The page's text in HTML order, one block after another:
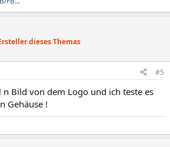
dieses Themas
#5
n Bild von dem Logo und ich teste es
Gehäuse !